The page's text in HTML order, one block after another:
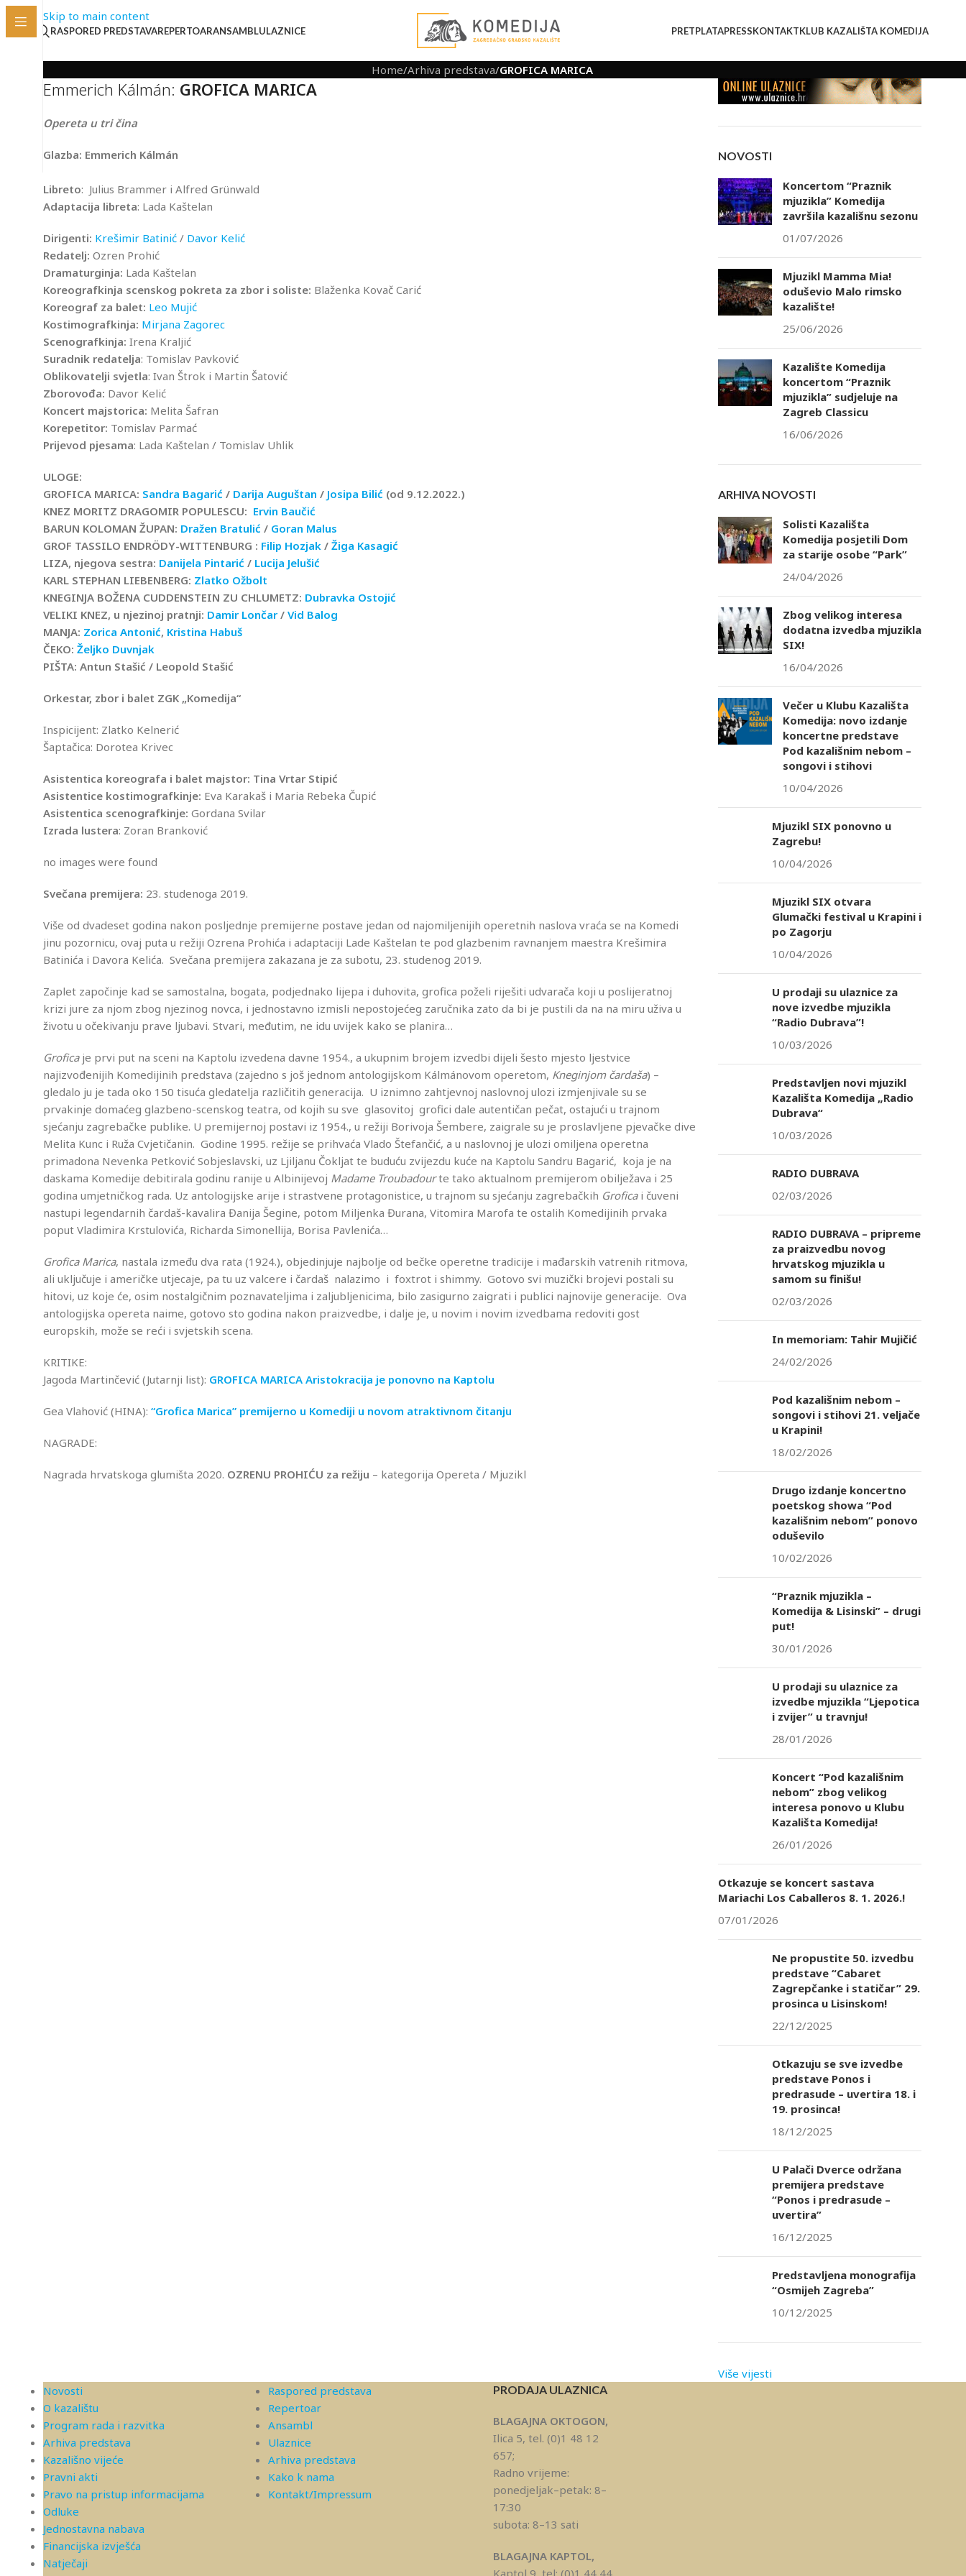
Skip to main content
RASPORED PREDSTAVAREPERTOARANSAMBLULAZNICE PRETPLATAPRESSKONTAKTKLUB KAZALIŠTA KOMEDIJA
Home/Arhiva predstava/GROFICA MARICA
Emmerich Kálmán: GROFICA MARICA
Opereta u tri čina
Glazba: Emmerich Kálmán
Libreto: Julius Brammer i Alfred Grünwald
Adaptacija libreta: Lada Kaštelan
Dirigenti: Krešimir Batinić / Davor Kelić
Redatelj: Ozren Prohić
Dramaturginja: Lada Kaštelan
Koreografkinja scenskog pokreta za zbor i soliste: Blaženka Kovač Carić
Koreograf za balet: Leo Mujić
Kostimografkinja: Mirjana Zagorec
Scenografkinja: Irena Kraljić
Suradnik redatelja: Tomislav Pavković
Oblikovatelji svjetla: Ivan Štrok i Martin Šatović
Zborovođa: Davor Kelić
Koncert majstorica: Melita Šafran
Korepetitor: Tomislav Parmać
Prijevod pjesama: Lada Kaštelan / Tomislav Uhlik
ULOGE:
GROFICA MARICA: Sandra Bagarić / Darija Auguštan / Josipa Bilić (od 9.12.2022.)
KNEZ MORITZ DRAGOMIR POPULESCU: Ervin Baučić
BARUN KOLOMAN ŽUPAN: Dražen Bratulić / Goran Malus
GROF TASSILO ENDRÖDY-WITTENBURG : Filip Hozjak / Žiga Kasagić
LIZA, njegova sestra: Danijela Pintarić / Lucija Jelušić
KARL STEPHAN LIEBENBERG: Zlatko Ožbolt
KNEGINJA BOŽENA CUDDENSTEIN ZU CHLUMETZ: Dubravka Ostojić
VELIKI KNEZ, u njezinoj pratnji: Damir Lončar/ Vid Balog
MANJA: Zorica Antonić, Kristina Habuš
ČEKO: Željko Duvnjak
PIŠTA: Antun Stašić / Leopold Stašić
Orkestar, zbor i balet ZGK „Komedija“
Inspicijent: Zlatko Kelnerić
Šaptačica: Dorotea Krivec
Asistentica koreografa i balet majstor: Tina Vrtar Stipić
Asistentice kostimografkinje: Eva Karakaš i Maria Rebeka Čupić
Asistentica scenografkinje: Gordana Svilar
Izrada lustera: Zoran Branković
no images were found
Svečana premijera: 23. studenoga 2019.
Više od dvadeset godina nakon posljednje premijerne postave jedan od najomiljenijih operetnih naslova vraća se na Komedi
jinu pozornicu, ovaj puta u režiji Ozrena Prohića i adaptaciji Lade Kaštelan te pod glazbenim ravnanjem maestra Krešimira
Batinića i Davora Kelića. Svečana premijera zakazana je za subotu, 23. studenog 2019.
Zaplet započinje kad se samostalna, bogata, podjednako lijepa i duhovita, grofica poželi riješiti udvarača koji u poslijeratnoj
krizi jure za njom zbog njezinog novca, i jednostavno izmisli nepostojećeg zaručnika zato da bi je pustili da na na miru uživa u
životu u očekivanju prave ljubavi. Stvari, međutim, ne idu uvijek kako se planira…
Groficaje prvi put na sceni na Kaptolu izvedena davne 1954., a ukupnim brojem izvedbi dijeli šesto mjesto ljestvice
najizvođenijih Komedijinih predstava (zajedno s još jednom antologijskom Kálmánovom operetom, Kneginjom čardaša) –
gledalo ju je tada oko 150 tisuća gledatelja različitih generacija. U iznimno zahtjevnoj naslovnoj ulozi izmjenjivale su se
prvakinje domaćeg glazbeno-scenskog teatra, od kojih su sve glasovitoj grofici dale autentičan pečat, ostajući u trajnom
sjećanju zagrebačke publike. U premijernoj postavi iz 1954., u režiji Borivoja Šembere, zaigrale su je proslavljene pjevačke dive
Melita Kunc i Ruža Cvjetičanin. Godine 1995. režije se prihvaća Vlado Štefančić, a u naslovnoj je ulozi omiljena operetna
primadona Nevenka Petković Sobjeslavski, uz Ljiljanu Čokljat te buduću zvijezdu kuće na Kaptolu Sandru Bagarić, koja je na
daskama Komedije debitirala godinu ranije u Albinijevoj Madame Troubadourte tako aktualnom premijerom obilježava i 25
godina umjetničkog rada. Uz antologijske arije i strastvene protagonistice, u trajnom su sjećanju zagrebačkih Groficai čuveni
nastupi legendarnih čardaš-kavalira Đanija Šegine, potom Miljenka Đurana, Vitomira Marofa te ostalih Komedijinih prvaka
poput Vladimira Krstulovića, Richarda Simonellija, Borisa Pavlenića…
Grofica Marica, nastala između dva rata (1924.), objedinjuje najbolje od bečke operetne tradicije i mađarskih vatrenih ritmova,
ali uključuje i američke utjecaje, pa tu uz valcere i čardaš nalazimo i foxtrot i shimmy. Gotovo svi muzički brojevi postali su
hitovi, uz koje će, osim nostalgičnim poznavateljima i zaljubljenicima, bilo zasigurno zaigrati i publici najnovije generacije. Ova
antologijska opereta naime, gotovo sto godina nakon praizvedbe, i dalje je, u novim i novim izvedbama redoviti gost
europskih, može se reći i svjetskih scena.
KRITIKE:
Jagoda Martinčević (Jutarnji list): GROFICA MARICA Aristokracija je ponovno na Kaptolu
Gea Vlahović (HINA): “Grofica Marica” premijerno u Komediji u novom atraktivnom čitanju
NAGRADE:
Nagrada hrvatskoga glumišta 2020. OZRENU PROHIĆU za režiju – kategorija Opereta / Mjuzikl
NOVOSTI
Koncertom “Praznik
mjuzikla” Komedija
završila kazališnu sezonu
01/07/2026
Mjuzikl Mamma Mia!
oduševio Malo rimsko
kazalište!
25/06/2026
Kazalište Komedija
koncertom “Praznik
mjuzikla” sudjeluje na
Zagreb Classicu
16/06/2026
ARHIVA NOVOSTI
Solisti Kazališta
Komedija posjetili Dom
za starije osobe “Park”
24/04/2026
Zbog velikog interesa
dodatna izvedba mjuzikla
SIX!
16/04/2026
Večer u Klubu Kazališta
Komedija: novo izdanje
koncertne predstave
Pod kazališnim nebom –
songovi i stihovi
10/04/2026
Mjuzikl SIX ponovno u
Zagrebu!
10/04/2026
Mjuzikl SIX otvara
Glumački festival u Krapini i
po Zagorju
10/04/2026
U prodaji su ulaznice za
nove izvedbe mjuzikla
“Radio Dubrava”!
10/03/2026
Predstavljen novi mjuzikl
Kazališta Komedija „Radio
Dubrava“
10/03/2026
RADIO DUBRAVA
02/03/2026
RADIO DUBRAVA – pripreme
za praizvedbu novog
hrvatskog mjuzikla u
samom su finišu!
02/03/2026
In memoriam: Tahir Mujičić
24/02/2026
Pod kazališnim nebom –
songovi i stihovi 21. veljače
u Krapini!
18/02/2026
Drugo izdanje koncertno
poetskog showa “Pod
kazališnim nebom” ponovo
oduševilo
10/02/2026
“Praznik mjuzikla –
Komedija & Lisinski” – drugi
put!
30/01/2026
U prodaji su ulaznice za
izvedbe mjuzikla “Ljepotica
i zvijer” u travnju!
28/01/2026
Koncert “Pod kazališnim
nebom” zbog velikog
interesa ponovo u Klubu
Kazališta Komedija!
26/01/2026
Otkazuje se koncert sastava
Mariachi Los Caballeros 8. 1. 2026.!
07/01/2026
Ne propustite 50. izvedbu
predstave “Cabaret
Zagrepčanke i statičar” 29.
prosinca u Lisinskom!
22/12/2025
Otkazuju se sve izvedbe
predstave Ponos i
predrasude – uvertira 18. i
19. prosinca!
18/12/2025
U Palači Dverce održana
premijera predstave
“Ponos i predrasude –
uvertira”
16/12/2025
Predstavljena monografija
“Osmijeh Zagreba”
10/12/2025
Više vijesti
Novosti
O kazalištu
Program rada i razvitka
Arhiva predstava
Kazališno vijeće
Pravni akti
Pravo na pristup informacijama
Odluke
Jednostavna nabava
Financijska izvješća
Natječaji
Raspored predstava
Repertoar
Ansambl
Ulaznice
Arhiva predstava
Kako k nama
Kontakt/Impressum
PRODAJA ULAZNICA
BLAGAJNA OKTOGON,
Ilica 5, tel. (0)1 48 12
657;
Radno vrijeme:
ponedjeljak–petak: 8–
17:30
subota: 8–13 sati
BLAGAJNA KAPTOL,